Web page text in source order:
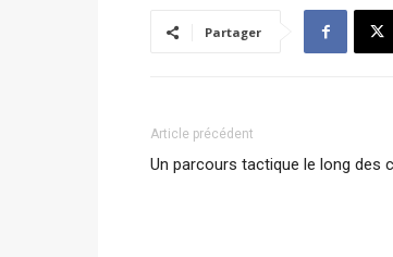
Partager
Article précédent
Un parcours tactique le long des